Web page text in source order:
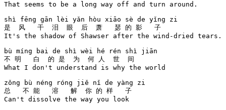
That seems to be a long way off and turn around.
shì fēng gān lèi yǎn hòu xiāo sè de yǐng zi
是  风   干  泪  眼  后  萧   瑟 的 影   子
It's the shadow of Shawser after the wind-dried tears.
bù míng bai de shì wèi hé rén shì jiān
不 明   白  的 是  为  何 人  世  间
What I don't understand is why the world
zǒng bù néng róng jiě nǐ de yàng zi
总   不 能   溶   解  你 的 样   子
Can't dissolve the way you look